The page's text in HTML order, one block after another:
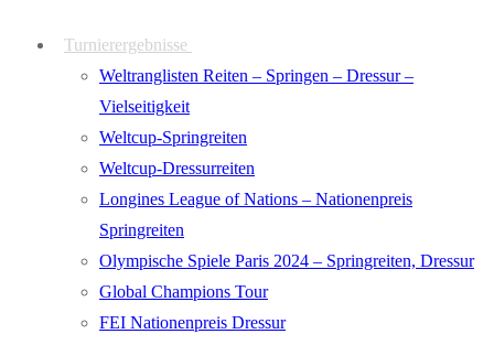
Turnierergebnisse
Weltranglisten Reiten – Springen – Dressur –
Vielseitigkeit
Weltcup-Springreiten
Weltcup-Dressurreiten
Longines League of Nations – Nationenpreis
Springreiten
Olympische Spiele Paris 2024 – Springreiten, Dressur
Global Champions Tour
FEI Nationenpreis Dressur